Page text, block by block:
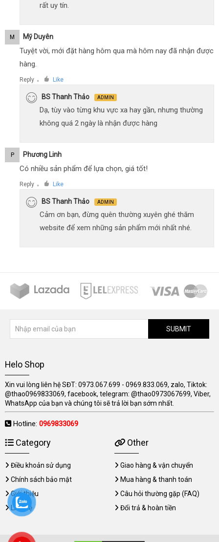
rất uy tín.
M Mỹ Duyên
Tuyệt vời, mới đặt hàng hôm qua mà hôm nay đã nhận được
hàng.
Reply ● Like
BS Thanh Thảo ADMIN
Dạ, tùy vào từng khu vực xa hay gần, nhưng thường
không quá 2 ngày là nhận được hàng
P Phương Linh
Có nhiều sản phẩm để lựa chọn, giá tốt!
Reply ● Like
BS Thanh Thảo ADMIN
Cảm ơn bạn, đừng quên thường xuyên ghé thăm
website để xem những sản phẩm mới nhất nhé.
SUBMIT
Helo Shop
Xin vui lòng liên hệ SĐT: 0973.067.699 - 0969.833.069, zalo, Tiktok:
@thao0969833069, facebook, telegram: @thao0973067699, Viber,
WhatsApp của bạn và chúng tôi sẽ trả lời bạn sớm nhất.
Hotline: 0969833069
Category
Điều khoản sử dụng
Chính sách bảo mật
Giới thiệu
Liên hệ
Other
Giao hàng & vận chuyển
Mua hàng & thanh toán
Câu hỏi thường gặp (FAQ)
Đổi trả & hoàn tiền